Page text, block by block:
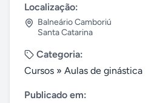
Localização:
Balneário Camboriú
Santa Catarina
Categoria:
Cursos » Aulas de ginástica
Publicado em: